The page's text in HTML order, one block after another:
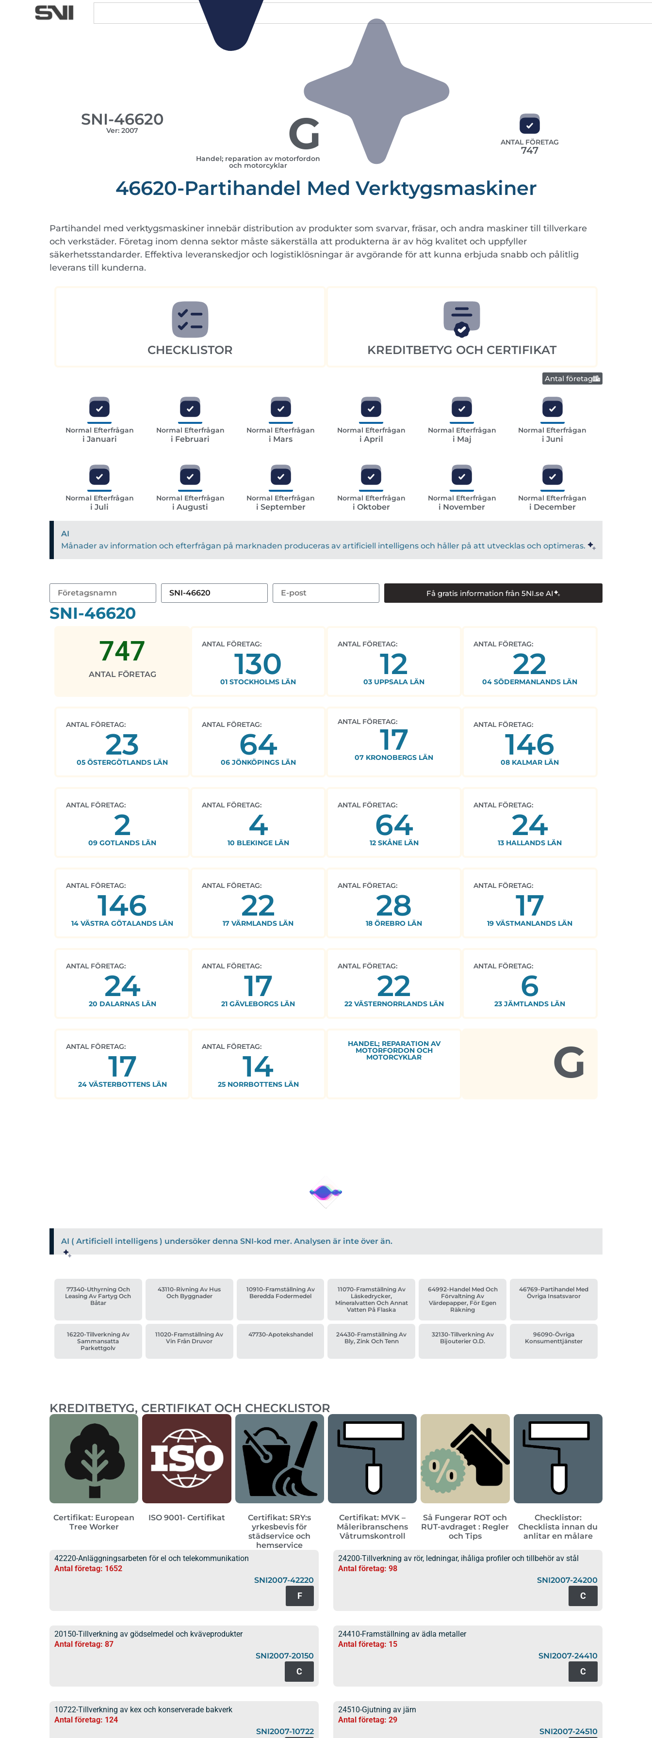
SNI-46620
Ver: 2007 G
Handel; reparation av motorfordon
och motorcyklar
ANTAL FÖRETAG
747
46620-Partihandel Med Verktygsmaskiner
Partihandel med verktygsmaskiner innebär distribution av produkter som svarvar, fräsar, och andra maskiner till tillverkare
och verkstäder. Företag inom denna sektor måste säkerställa att produkterna är av hög kvalitet och uppfyller
säkerhetsstandarder. Effektiva leveranskedjor och logistiklösningar är avgörande för att kunna erbjuda snabb och pålitlig
leverans till kunderna.
CHECKLISTOR KREDITBETYG OCH CERTIFIKAT
Antal företag
Normal Efterfrågan
i Januari
Normal Efterfrågan
i Februari
Normal Efterfrågan
i Mars
Normal Efterfrågan
i April
Normal Efterfrågan
i Maj
Normal Efterfrågan
i Juni
Normal Efterfrågan
i Juli
Normal Efterfrågan
i Augusti
Normal Efterfrågan
i September
Normal Efterfrågan
i Oktober
Normal Efterfrågan
i November
Normal Efterfrågan
i December
AI
Månader av information och efterfrågan på marknaden produceras av artificiell intelligens och håller på att utvecklas och optimeras.
Få gratis information från 5NI.se AI
SNI-46620
ANTAL FÖRETAG
747 ANTAL FÖRETAG:
130
01 STOCKHOLMS LÄN
ANTAL FÖRETAG:
12
03 UPPSALA LÄN
ANTAL FÖRETAG:
22
04 SÖDERMANLANDS LÄN
ANTAL FÖRETAG:
23
05 ÖSTERGÖTLANDS LÄN
ANTAL FÖRETAG:
64
06 JÖNKÖPINGS LÄN
ANTAL FÖRETAG:
17
07 KRONOBERGS LÄN
ANTAL FÖRETAG:
146
08 KALMAR LÄN
ANTAL FÖRETAG:
2
09 GOTLANDS LÄN
ANTAL FÖRETAG:
4
10 BLEKINGE LÄN
ANTAL FÖRETAG:
64
12 SKÅNE LÄN
ANTAL FÖRETAG:
24
13 HALLANDS LÄN
ANTAL FÖRETAG:
146
14 VÄSTRA GÖTALANDS LÄN
ANTAL FÖRETAG:
22
17 VÄRMLANDS LÄN
ANTAL FÖRETAG:
28
18 ÖREBRO LÄN
ANTAL FÖRETAG:
17
19 VÄSTMANLANDS LÄN
ANTAL FÖRETAG:
24
20 DALARNAS LÄN
ANTAL FÖRETAG:
17
21 GÄVLEBORGS LÄN
ANTAL FÖRETAG:
22
22 VÄSTERNORRLANDS LÄN
ANTAL FÖRETAG:
6
23 JÄMTLANDS LÄN
ANTAL FÖRETAG:
17
24 VÄSTERBOTTENS LÄN
ANTAL FÖRETAG:
14
25 NORRBOTTENS LÄN
HANDEL; REPARATION AV
MOTORFORDON OCH
MOTORCYKLAR G
AI ( Artificiell intelligens ) undersöker denna SNI-kod mer. Analysen är inte över än.
77340-Uthyrning Och
Leasing Av Fartyg Och
Båtar
43110-Rivning Av Hus
Och Byggnader
10910-Framställning Av
Beredda Fodermedel
11070-Framställning Av
Läskedrycker,
Mineralvatten Och Annat
Vatten På Flaska
64992-Handel Med Och
Förvaltning Av
Värdepapper, För Egen
Räkning
46769-Partihandel Med
Övriga Insatsvaror
16220-Tillverkning Av
Sammansatta
Parkettgolv
11020-Framställning Av
Vin Från Druvor
47730-Apotekshandel
24430-Framställning Av
Bly, Zink Och Tenn
32130-Tillverkning Av
Bijouterier O.d.
96090-Övriga
Konsumenttjänster
KREDITBETYG, CERTIFIKAT OCH CHECKLISTOR
Certifikat: European
Tree Worker
ISO 9001- Certifikat
Certifikat: SRY:s
yrkesbevis för
städservice och
hemservice
Certifikat: MVK –
Måleribranschens
Våtrumskontroll
Så Fungerar ROT och
RUT-avdraget : Regler
och Tips
Checklistor:
Checklista innan du
anlitar en målare
42220-Anläggningsarbeten för el och telekommunikation
Antal företag: 1652
SNI2007-42220
F
24200-Tillverkning av rör, ledningar, ihåliga profiler och tillbehör av stål
Antal företag: 98
SNI2007-24200
C
20150-Tillverkning av gödselmedel och kväveprodukter
Antal företag: 87
SNI2007-20150
C
24410-Framställning av ädla metaller
Antal företag: 15
SNI2007-24410
C
10722-Tillverkning av kex och konserverade bakverk
Antal företag: 124
SNI2007-10722
24510-Gjutning av järn
Antal företag: 29
SNI2007-24510